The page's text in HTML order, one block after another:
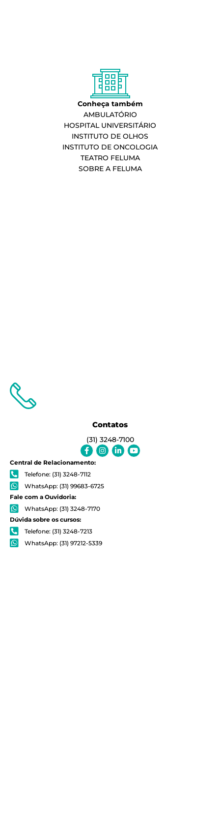
Conheça também
AMBULATÓRIO
HOSPITAL UNIVERSITÁRIO
INSTITUTO DE OLHOS
INSTITUTO DE ONCOLOGIA
TEATRO FELUMA
SOBRE A FELUMA
Contatos
(31) 3248-7100
Facebook-
f
Instagram
Linkedin-
in
Youtube
Central de Relacionamento:
Telefone: (31) 3248-7112
WhatsApp: (31) 99683-6725
Fale com a Ouvidoria:
WhatsApp: (31) 3248-7170
Dúvida sobre os cursos:
Telefone: (31) 3248-7213
WhatsApp: (31) 97212-5339